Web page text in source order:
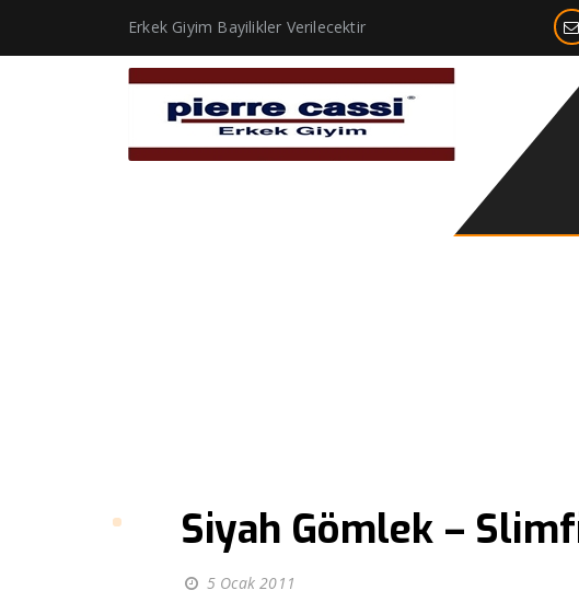
Erkek Giyim Bayilikler Verilecektir
Siyah Gömlek –
5 Ocak 2011